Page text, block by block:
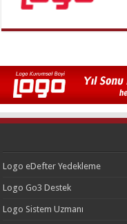
Logo eDefter Yedekleme
Logo Go3 Destek
Logo Sistem Uzmanı